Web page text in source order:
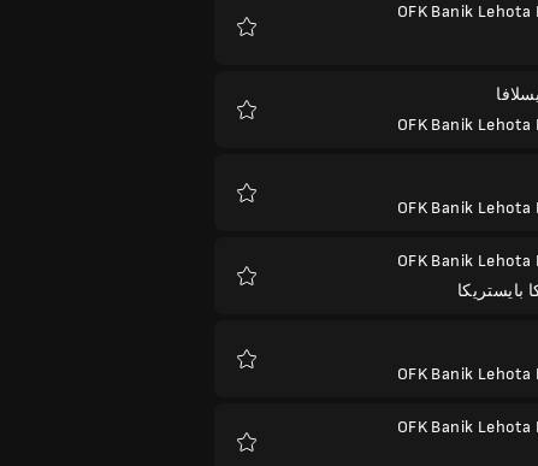
OFK Banik
OFK Banik
OFK Banik
OFK Banik
بايستريكا
OFK Banik
OFK Banik